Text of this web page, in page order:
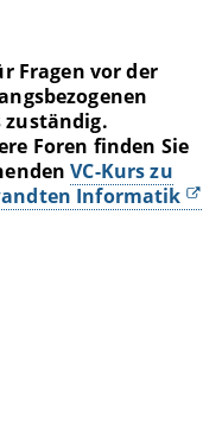
Fragen vor der
zuständig.
Foren finden Sie
VC-Kurs zu
Informatik